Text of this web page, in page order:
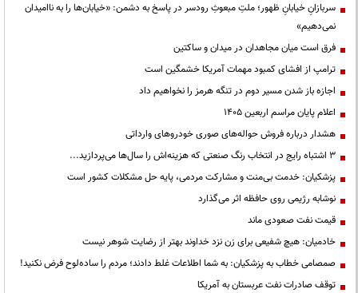
سربازانِ خیابانِ ظهور؛ ملتِ مبعوثِ رودسر در پاسخ به دشمن: «خیابان‌ها را به ناامیدان
نمی‌دهیم»
فرق است میان مجاهدان در میدان و ساکتین
ترامپ از افشای کمبود مهمات آمریکا خشمگین است
اجازه باز شدن مسیر دوم در تنگه هرمز را نخواهیم داد
اعلام پایان مراسم اربعین ۱۴۰۵
هشدار درباره فروش حواله‌های صوری خودروهای وارداتی
3 اشتباه رایج در انتخاب رنگ صنعتی که هزینه‌اش را سال‌ها می‌پردازید...
پزشکیان: خدمت بی‌منت و مشارکت مردمی، پایه حل مشکلات کشور است
نوشابه رژیمی روی حافظه اثر می‌گذارد
قیمت نفت صعودی ماند
خادمیان: هیچ شفیعی برای زن نزد خداوند بهتر از رضایت شوهر نیست
صمصامی خطاب به پزشکیان: به شما اطلاعات غلط دادند؛ مردم را ساده‌لوح فرض نکنید!
توقف صادرات نفت عربستان به آمریکا